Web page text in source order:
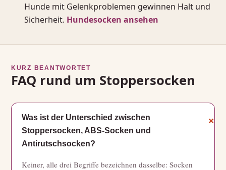
Hunde mit Gelenkproblemen gewinnen Halt und
Sicherheit. Hundesocken ansehen
KURZ BEANTWORTET
FAQ rund um Stoppersocken
Was ist der Unterschied zwischen
Stoppersocken, ABS-Socken und
Antirutschsocken?
Keiner, alle drei Begriffe bezeichnen dasselbe: Socken